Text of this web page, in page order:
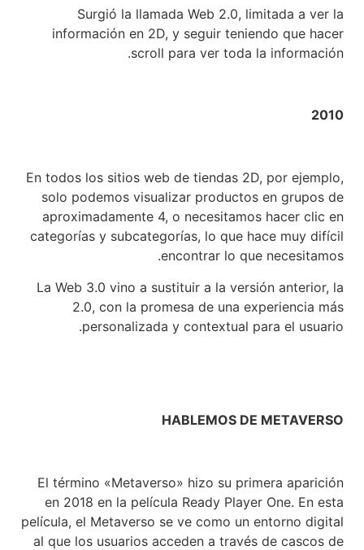
Surgió la llamada Web 2.0, limitada a ver la
información en 2D, y seguir teniendo que hacer
scroll para ver toda la información.
2010
En todos los sitios web de tiendas 2D, por ejemplo,
solo podemos visualizar productos en grupos de
aproximadamente 4, o necesitamos hacer clic en
categorías y subcategorías, lo que hace muy difícil
encontrar lo que necesitamos.
La Web 3.0 vino a sustituir a la versión anterior, la
2.0, con la promesa de una experiencia más
personalizada y contextual para el usuario.
HABLEMOS DE METAVERSO
El término «Metaverso» hizo su primera aparición
en 2018 en la película Ready Player One. En esta
película, el Metaverso se ve como un entorno digital
al que los usuarios acceden a través de cascos de